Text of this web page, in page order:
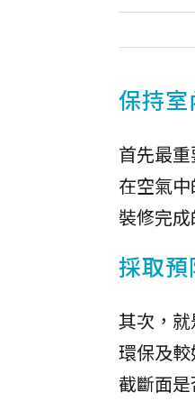
保持室
首先最
在空氣
裝修完
採取
其次，
環保及
截斷面